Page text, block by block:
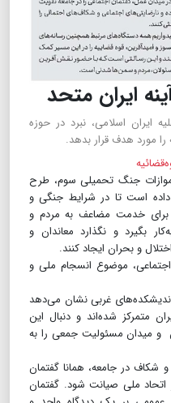
ایران متحد
ایران اسلامی، نبرد در حوزه
مورد هدف قرار بدهد.
جنگ تحمیلی سوم، طرح
داده است تا در شرایط جنگی و
برای خدمت مضاعف به مردم و
بگیرد و نگذارد معاندان و
و بحران ایجاد کنند.
موضوع انسجام ملی و
غربی نشان می‌دهد
متمرکز شده‌اند و ‌دنبال این
و میدان مسئولیت جمعی را به
شکاف در جامعه، همانا گفتمان
ملی صیانت شود. گفتمان